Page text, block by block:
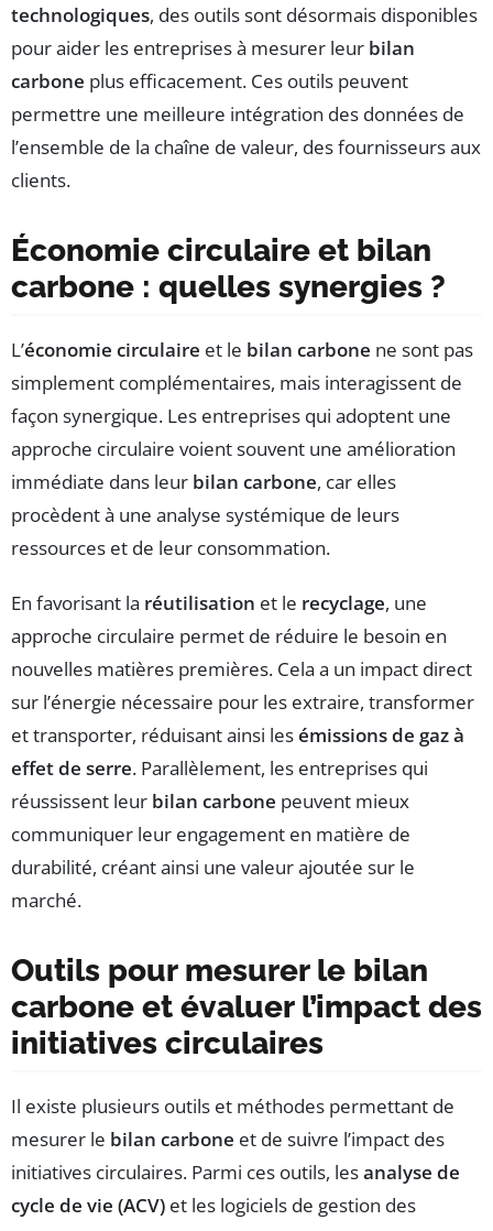
technologiques, des outils sont désormais disponibles
pour aider les entreprises à mesurer leur bilan
carbone plus efficacement. Ces outils peuvent
permettre une meilleure intégration des données de
l’ensemble de la chaîne de valeur, des fournisseurs aux
clients.
Économie circulaire et bilan
carbone : quelles synergies ?
L’économie circulaire et le bilan carbone ne sont pas
simplement complémentaires, mais interagissent de
façon synergique. Les entreprises qui adoptent une
approche circulaire voient souvent une amélioration
immédiate dans leur bilan carbone, car elles
procèdent à une analyse systémique de leurs
ressources et de leur consommation.
En favorisant la réutilisation et le recyclage, une
approche circulaire permet de réduire le besoin en
nouvelles matières premières. Cela a un impact direct
sur l’énergie nécessaire pour les extraire, transformer
et transporter, réduisant ainsi lesémissions de gaz à
effet de serre. Parallèlement, les entreprises qui
réussissent leur bilan carbone peuvent mieux
communiquer leur engagement en matière de
durabilité, créant ainsi une valeur ajoutée sur le
marché.
Outils pour mesurer le bilan
carbone et évaluer l’impact des
initiatives circulaires
Il existe plusieurs outils et méthodes permettant de
mesurer le bilan carbone et de suivre l’impact des
initiatives circulaires. Parmi ces outils, lesanalyse de
cycle de vie (ACV) et les logiciels de gestion des